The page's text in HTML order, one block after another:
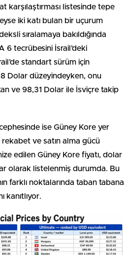
karşılaştırması listesinde tepe
iki katı bulan bir uçurum
sıralamaya bakıldığında
6 tecrübesini İsrail’deki
standart sürüm için
Dolar düzeyindeyken, onu
ve 98,31 Dolar ile İsviçre takip
ise Güney Kore yer
ve satın alma gücü
edilen Güney Kore fiyatı, dolar
olarak listelenmiş durumda. Bu
farklı noktalarında taban tabana
kanıtlıyor.